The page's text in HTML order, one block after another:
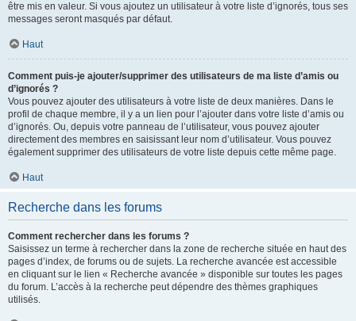
être mis en valeur. Si vous ajoutez un utilisateur à votre liste d’ignorés, tous ses
messages seront masqués par défaut.
Haut
Comment puis-je ajouter/supprimer des utilisateurs de ma liste d’amis ou
d’ignorés ?
Vous pouvez ajouter des utilisateurs à votre liste de deux manières. Dans le
profil de chaque membre, il y a un lien pour l’ajouter dans votre liste d’amis ou
d’ignorés. Ou, depuis votre panneau de l’utilisateur, vous pouvez ajouter
directement des membres en saisissant leur nom d’utilisateur. Vous pouvez
également supprimer des utilisateurs de votre liste depuis cette même page.
Haut
Recherche dans les forums
Comment rechercher dans les forums ?
Saisissez un terme à rechercher dans la zone de recherche située en haut des
pages d’index, de forums ou de sujets. La recherche avancée est accessible
en cliquant sur le lien « Recherche avancée » disponible sur toutes les pages
du forum. L’accès à la recherche peut dépendre des thèmes graphiques
utilisés.